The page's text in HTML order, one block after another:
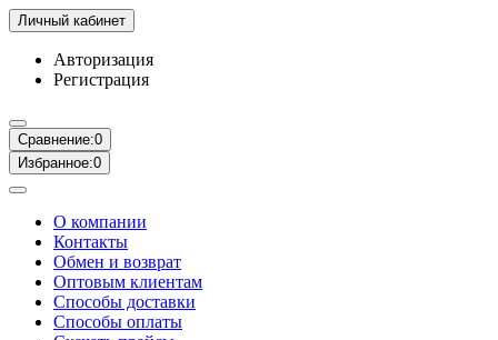
Личный кабинет
Авторизация
Регистрация
Сравнение:0
Избранное:0
О компании
Контакты
Обмен и возврат
Оптовым клиентам
Способы доставки
Способы оплаты